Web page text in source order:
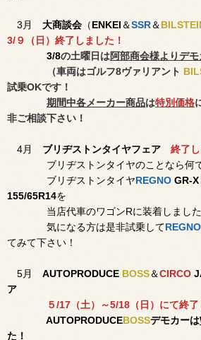
3月 大商談会 （ENKEI ＆SSR＆
3/９（日 ）終了しました！
3/8の土曜日は阿部商会様よりデ
（車両はゴルフ8ヴァリアント
試乗OKです！
期間中各メーカー商品は特別価格
非ご相談下さい！
4月 ブリヂストンタイヤフェア 終了
ブリヂストンタイヤのことなら何で
ブリヂストンタイヤREGNO GR-
155/65R14を
当店代車のワゴンRに装着しまし
気になる方は是非試乗してREGNO
てみて下さい！
5月 AUTOPRODUCE BOSS＆CIRCO
ア
５/17（土）～5/18（日）にて終了
AUTOPRODUCEBOSSデモカーは
た！